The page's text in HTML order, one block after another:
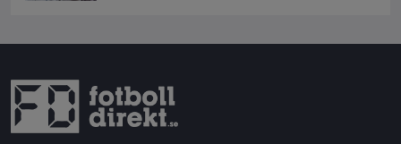
utländsk klubb